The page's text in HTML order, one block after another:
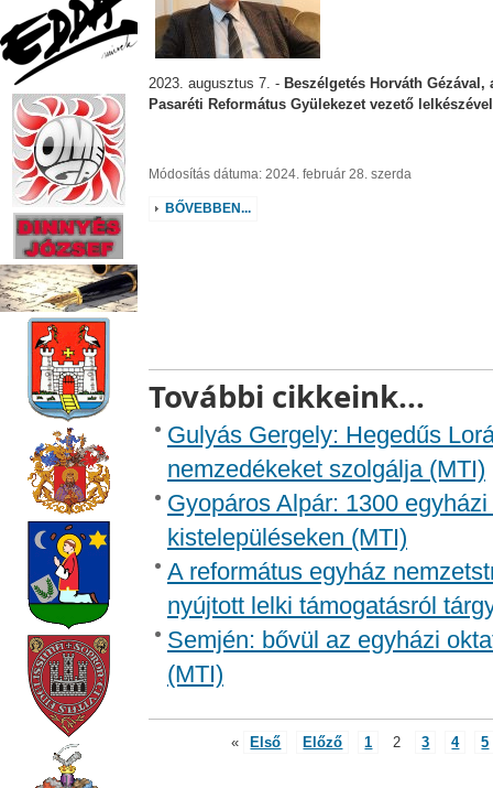
2023. augusztus 7. -Beszélgetés Horváth Gézával,
Pasaréti Református Gyülekezet vezető lelkészével
Módosítás dátuma: 2024. február 28. szerda
BŐVEBBEN...
További cikkeink...
Gulyás Gergely: Hegedűs
nemzedékeket szolgálja (MTI)
Gyopáros Alpár: 1300
kistelepüléseken (MTI)
A református egyház
nyújtott lelki támogatásról
Semjén: bővül az egyházi
(MTI)
« Első Előző 1 2 3 4 5